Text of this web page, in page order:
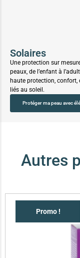
Solaires
Une protection sur
peaux, de l’enfant à
haute protection, confort,
liés au soleil.
Protéger ma peau avec
Autres
Promo !